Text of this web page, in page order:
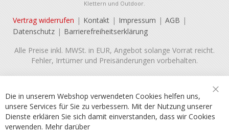
Klettern und Outdoor.
Vertrag widerrufen Kontakt Impressum
AGB
Datenschutz
Barrierefreiheitserklärung
Alle Preise inkl. MWSt. in EUR, Angebot solange Vorrat reicht.
Fehler, Irrtümer und Preisänderungen vorbehalten.
Die in unserem Webshop verwendeten Cookies helfen uns,
unsere Services für Sie zu verbessern. Mit der Nutzung unserer
Dienste erklären Sie sich damit einverstanden, dass wir Cookies
verwenden. Mehr darüber